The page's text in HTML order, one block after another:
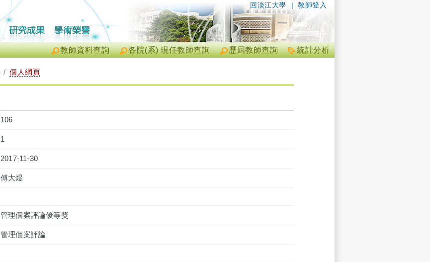
| 教師登入
回淡江大學
統計分析
歷屆教師查詢
各院(系) 現任教師查詢
教師資料查詢
個人網頁
106
1
2017-11-30
傅大煜
管理個案評論優等獎
管理個案評論